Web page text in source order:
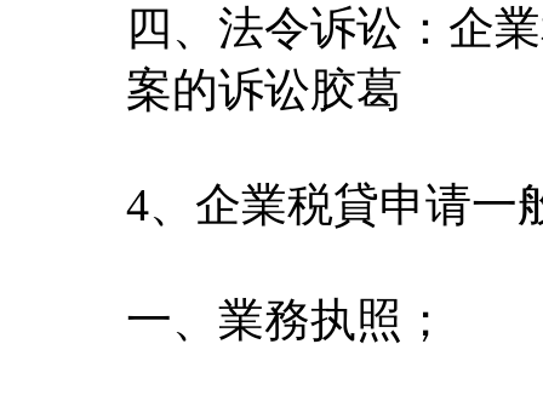
四、法令诉讼：企
案的诉讼胶葛
4、企業税貸申请一
一、業務执照；